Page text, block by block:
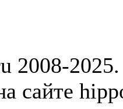
2008-
сайте